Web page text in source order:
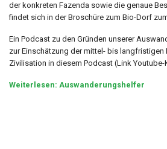
der konkreten Fazenda sowie die genaue
findet sich in der Broschüre zum Bio-Dorf
Ein Podcast zu den Gründen unserer
zur Einschätzung der mittel- bis langfristigen
Zivilisation in diesem Podcast (Link Youtube-
Weiterlesen: Auswanderungshelfer